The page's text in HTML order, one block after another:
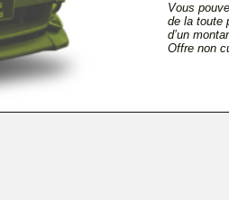
Vous
de la toute
d’un
Offre non